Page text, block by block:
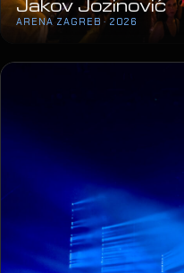
Jakov Jozinović
ARENA ZAGREB · 2026